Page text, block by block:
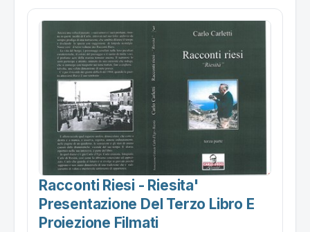
Racconti Riesi - Riesita'
Presentazione Del Terzo Libro E
Proiezione Filmati